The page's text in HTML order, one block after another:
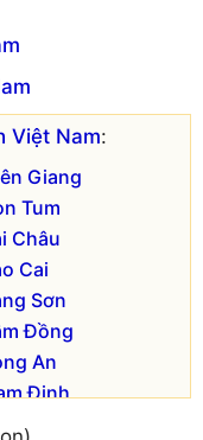
Việt Nam:
Giang
Tum
Châu
Cai
Sơn
Đồng
An
Định
An